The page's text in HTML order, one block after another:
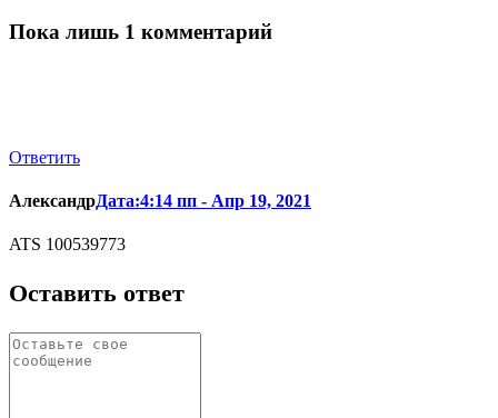
Пока лишь 1 комментарий
Ответить
АлександрДата:4:14 пп - Апр 19, 2021
ATS 100539773
Оставить ответ